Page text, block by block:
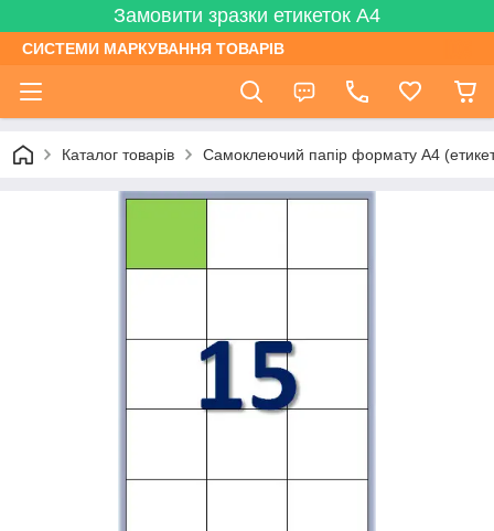
Замовити зразки етикеток А4
СИСТЕМИ МАРКУВАННЯ ТОВАРІВ
Каталог товарів Самоклеючий папір формату А4